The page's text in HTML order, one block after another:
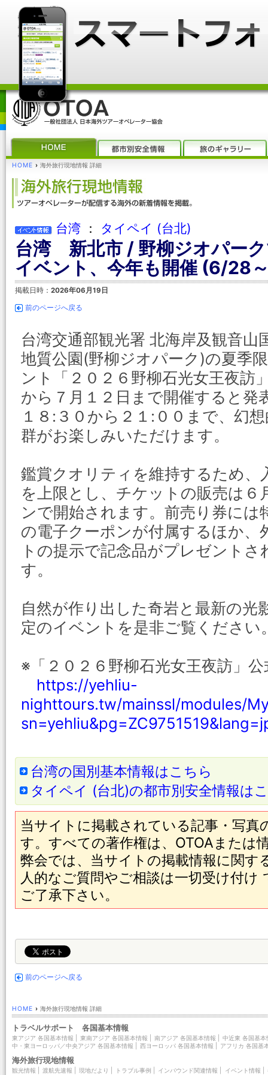
HOME › 海外旅行現地情報 詳細
台湾 ： タイペイ (台北)
台湾 新北市 / 野柳ジオパー
イベント、今年も開催 (6/28
掲載日時： 2026年06月19日
前のページへ戻る
台湾交通部観光署 北海岸及観音山
地質公園(野柳ジオパーク)の夏季
ント「２０２６野柳石光女王夜訪
から７月１２日まで開催すると発
１８:３０から２１:００まで、幻
群がお楽しみいただけます。
鑑賞クオリティを維持するため、
を上限とし、チケットの販売は６
ンで開始されます。前売り券には
の電子クーポンが付属するほか、
トの提示で記念品がプレゼント
す。
自然が作り出した奇岩と最新の光
定のイベントを是非ご覧ください
※「２０２６野柳石光女王夜訪」
https://yehliu-
nighttours.tw/mainssl/modules/
台湾の国別基本情報はこちら
タイペイ (台北)の都市別安全情報は
当サイトに掲載されている記事・写真
す。すべての著作権は、OTOAまたは
弊会では、当サイトの掲載情報に関す
人的なご質問やご相談は一切受け付
ご了承下さい。
前のページへ戻る
HOME › 海外旅行現地情報 詳細
トラベルサポート 各国基本情報
東アジア 各国基本情報 東南アジア 各国基本情報 南アジア 各国基本情報
中近東 各国基本
中・東ヨーロッパ／中央アジア 各国基本情報
西ヨーロッパ 各国基本情報 アフリカ 各国基
海外旅行現地情報
観光情報 渡航先速報 現地だより トラブル事例 インバウンド関連情報 イベント情報